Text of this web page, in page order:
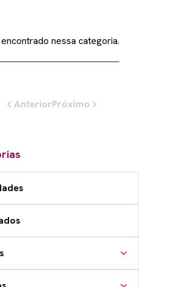
nessa categoria.
AnteriorPróximo